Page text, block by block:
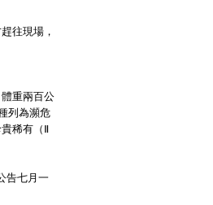
往現場，
重兩百公
列為瀕危
稀有（Ⅱ
告七月一